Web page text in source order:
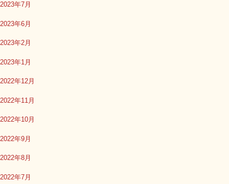
2023年7月
2023年6月
2023年2月
2023年1月
2022年12月
2022年11月
2022年10月
2022年9月
2022年8月
2022年7月